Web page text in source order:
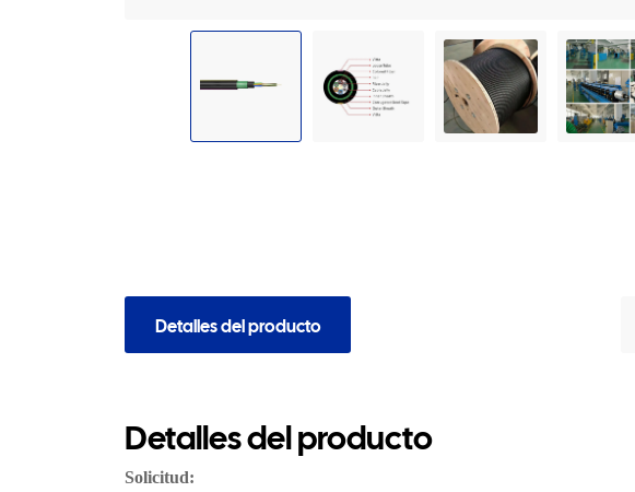
Detalles del producto
Detalles del producto
Solicitud: